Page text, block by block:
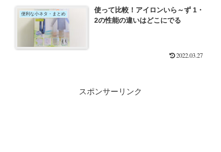
便利な小ネタ・まとめ
使って比較！アイロンいら～ず 1・
2の性能の違いはどこにでる
2022.03.27
スポンサーリンク